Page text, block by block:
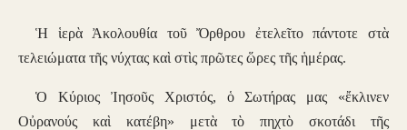
Ἡ ἱερὰ Ἀκολουθία τοῦ Ὄρθρου ἐτελεῖτο πάντοτε στὰ
τελειώματα τῆς νύχτας καὶ στὶς πρῶτες ὥρες τῆς ἡμέρας.
Ὁ Κύριος Ἰησοῦς Χριστός, ὁ Σωτήρας μας «ἔκλινεν
Οὐρανούς καὶ κατέβη» μετὰ τὸ πηχτὸ σκοτάδι τῆς